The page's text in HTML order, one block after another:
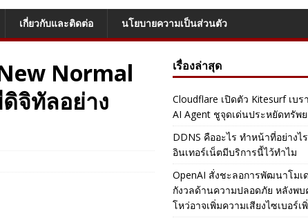
เกี่ยวกับและติดต่อ นโยบายความเป็นส่วนตัว
Normal
จิทัลอย่าง
เรื่องล่าสุด
Cloudflare เปิดตัว Kitesurf เบ
AI Agent ชูจุดเด่นประหยัดทรัพย
DDNS คืออะไร ทำหน้าที่อย่างไ
อินเทอร์เน็ตมีบริการนี้ไว้ทำไม
OpenAI สั่งชะลอการพัฒนาโมเ
กังวลด้านความปลอดภัย หลังพ
โหว่อาจเพิ่มความเสียงไซเบอร์เ